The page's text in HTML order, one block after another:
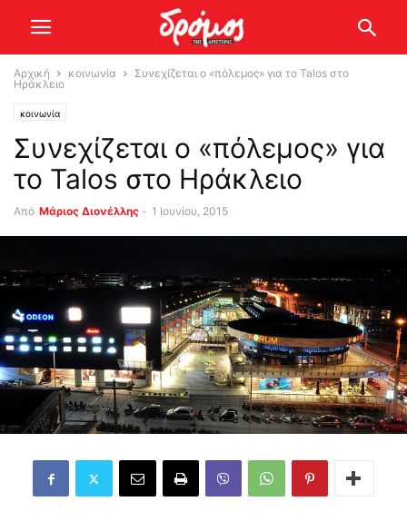
Αρχική κοινωνία
Συνεχίζεται ο «πόλεμος» για το Talos στο
Ηράκλειο
κοινωνία
Συνεχίζεται ο «πόλεμος» για
το Talos στο Ηράκλειο
Από Μάριος Διονέλλης - 1 Ιουνίου, 2015